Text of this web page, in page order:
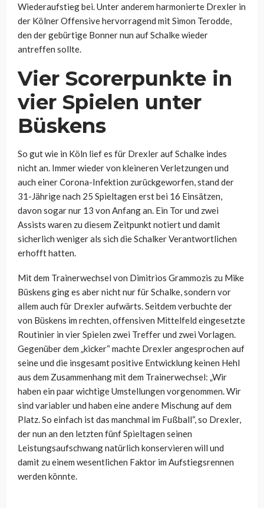
Wiederaufstieg bei. Unter anderem harmonierte Drexler in
der Kölner Offensive hervorragend mit Simon Terodde,
den der gebürtige Bonner nun auf Schalke wieder
antreffen sollte.
Vier Scorerpunkte in
vier Spielen unter
Büskens
So gut wie in Köln lief es für Drexler auf Schalke indes
nicht an. Immer wieder von kleineren Verletzungen und
auch einer Corona-Infektion zurückgeworfen, stand der
31-Jährige nach 25 Spieltagen erst bei 16 Einsätzen,
davon sogar nur 13 von Anfang an. Ein Tor und zwei
Assists waren zu diesem Zeitpunkt notiert und damit
sicherlich weniger als sich die Schalker Verantwortlichen
erhofft hatten.
Mit dem Trainerwechsel von Dimitrios Grammozis zu Mike
Büskens ging es aber nicht nur für Schalke, sondern vor
allem auch für Drexler aufwärts. Seitdem verbuchte der
von Büskens im rechten, offensiven Mittelfeld eingesetzte
Routinier in vier Spielen zwei Treffer und zwei Vorlagen.
Gegenüber dem „kicker“ machte Drexler angesprochen auf
seine und die insgesamt positive Entwicklung keinen Hehl
aus dem Zusammenhang mit dem Trainerwechsel: „Wir
haben ein paar wichtige Umstellungen vorgenommen. Wir
sind variabler und haben eine andere Mischung auf dem
Platz. So einfach ist das manchmal im Fußball“, so Drexler,
der nun an den letzten fünf Spieltagen seinen
Leistungsaufschwang natürlich konservieren will und
damit zu einem wesentlichen Faktor im Aufstiegsrennen
werden könnte.